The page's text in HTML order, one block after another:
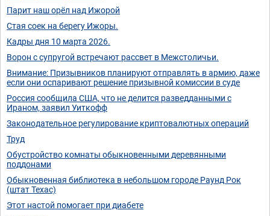
Парит наш орёл над Ижорой
Стая соек на берегу Ижоры.
Кадры дня 10 марта 2026.
Ворон с супругой встречают рассвет в Межстоличьи.
Внимание: Призывников планируют отправлять в армию, даже
если они оспаривают решение призывной комиссии в суде
Россия сообщила США, что не делится разведданными с
Ираном, заявил Уиткофф
Законодательное регулирование криптовалютных операций
Труд
Обустройство комнаты обыкновенными деревянными
поддонами
Обыкновенная библиотека в небольшом городе Раунд Рок
(штат Техас)
Этот настой помогает при диабете